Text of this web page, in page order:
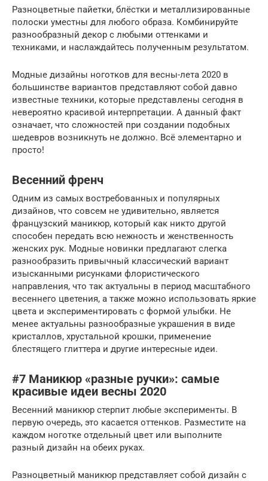
Разноцветные пайетки, блёстки и металлизированные
полоски уместны для любого образа. Комбинируйте
разнообразный декор с любыми оттенками и
техниками, и наслаждайтесь полученным результатом.
Модные дизайны ноготков для весны-лета 2020 в
большинстве вариантов представляют собой давно
известные техники, которые представлены сегодня в
невероятно красивой интерпретации. А данный факт
означает, что сложностей при создании подобных
шедевров возникнуть не должно. Всё элементарно и
просто!
Весенний френч
Одним из самых востребованных и популярных
дизайнов, что совсем не удивительно, является
французский маникюр, который как никто другой
способен передать всю нежность и женственность
женских рук. Модные новинки предлагают слегка
разнообразить привычный классический вариант
изысканными рисунками флористического
направления, что так актуальны в период масштабного
весеннего цветения, а также можно использовать яркие
цвета и экспериментировать с формой улыбки. Не
менее актуальны разнообразные украшения в виде
кристаллов, хрустальной крошки, применение
блестящего глиттера и другие интересные идеи.
#7 Маникюр «разные ручки»: самые
красивые идеи весны 2020
Весенний маникюр стерпит любые эксперименты. В
первую очередь, это касается оттенков. Разместите на
каждом ноготке отдельный цвет или выполните
разный дизайн на обеих руках.
Разноцветный маникюр представляет собой дизайн с